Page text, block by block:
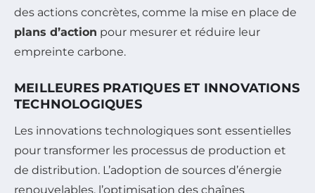
des actions concrètes, comme la mise en place de
plans d’action pour mesurer et réduire leur
empreinte carbone.
MEILLEURES PRATIQUES ET INNOVATIONS
TECHNOLOGIQUES
Les innovations technologiques sont essentielles
pour transformer les processus de production et
de distribution. L’adoption de sources d’énergie
renouvelables, l’optimisation des chaînes